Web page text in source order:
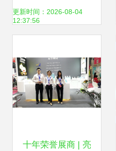
台的关键
更新时间：2026-08-04
12:37:56
十年荣誉展商 | 亮